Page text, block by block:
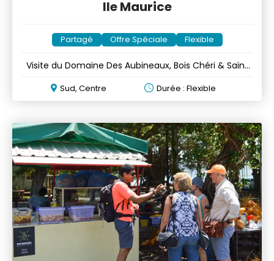
Ile Maurice
Partagé Offre Spéciale Flexible
Visite du Domaine Des Aubineaux, Bois Chéri & Saint
Sud, Centre Durée : Flexible